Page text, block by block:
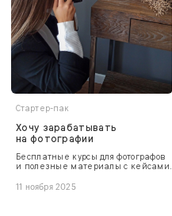
Стартер-пак
Хочу зарабатывать
на фотографии
Бесплатные курсы для фотографов
и полезные материалы с кейсами.
11 ноября 2025